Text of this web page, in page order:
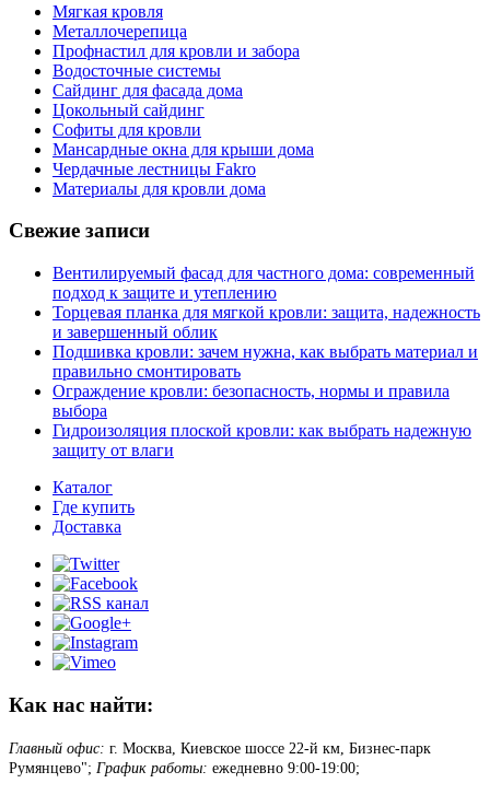
Мягкая кровля
Металлочерепица
Профнастил для кровли и забора
Водосточные системы
Сайдинг для фасада дома
Цокольный сайдинг
Софиты для кровли
Мансардные окна для крыши дома
Чердачные лестницы Fakro
Материалы для кровли дома
Свежие записи
Вентилируемый фасад для частного дома: современный
подход к защите и утеплению
Торцевая планка для мягкой кровли: защита, надежность
и завершенный облик
Подшивка кровли: зачем нужна, как выбрать материал и
правильно смонтировать
Ограждение кровли: безопасность, нормы и правила
выбора
Гидроизоляция плоской кровли: как выбрать надежную
защиту от влаги
Каталог
Где купить
Доставка
Как нас найти:
Главный офис: г. Москва, Киевское шоссе 22-й км, Бизнес-парк
Румянцево"; График работы: ежедневно 9:00-19:00;